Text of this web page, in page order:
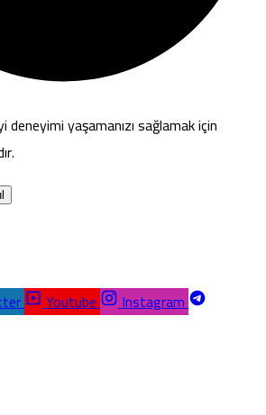
yaşamanızı sağlamak için
Youtube
Instagram